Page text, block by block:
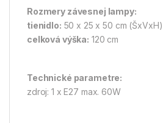
Rozmery závesnej lampy:
tienidlo: 50 x 25 x 50 cm (ŠxVxH)
celková výška: 120 cm
Technické parametre:
zdroj: 1 x E27 max. 60W